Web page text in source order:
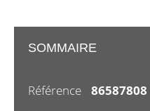
SOMMAIRE
Référence
86587808